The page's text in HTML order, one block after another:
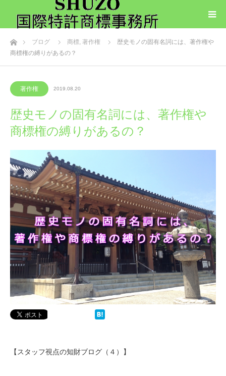
ホームブログ 商標, 著作権
歴史モノの固有名詞には、著作権や
商標権の縛りがあるの？
著作権 2019.08.20
歴史モノの固有名詞には、著作権や
商標権の縛りがあるの？
【スタッフ視点の知財ブログ（４）】